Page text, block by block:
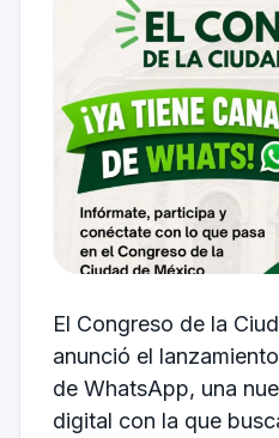
El Congreso de la
anunció el
de WhatsApp, una
digital con la que